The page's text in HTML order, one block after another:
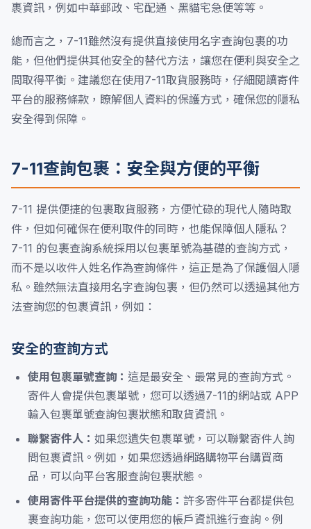
裹資訊，例如中華郵政、宅配通、黑貓宅急便等等。
總而言之，7-11雖然沒有提供直接使用名字查詢包裹的功
能，但他們提供其他安全的替代方法，讓您在便利與安全之
間取得平衡。建議您在使用7-11取貨服務時，仔細閱讀寄件
平台的服務條款，瞭解個人資料的保護方式，確保您的隱私
安全得到保障。
7-11查詢包裹：安全與方便的平衡
7-11 提供便捷的包裹取貨服務，方便忙碌的現代人隨時取
件，但如何確保在便利取件的同時，也能保障個人隱私？
7-11 的包裹查詢系統採用以包裹單號為基礎的查詢方式，
而不是以收件人姓名作為查詢條件，這正是為了保護個人隱
私。雖然無法直接用名字查詢包裹，但仍然可以透過其他方
法查詢您的包裹資訊，例如：
安全的查詢方式
使用包裹單號查詢： 這是最安全、最常見的查詢方式。
寄件人會提供包裹單號，您可以透過7-11的網站或 APP
輸入包裹單號查詢包裹狀態和取貨資訊。
聯繫寄件人： 如果您遺失包裹單號，可以聯繫寄件人詢
問包裹資訊。例如，如果您透過網路購物平台購買商
品，可以向平台客服查詢包裹狀態。
使用寄件平台提供的查詢功能： 許多寄件平台都提供包
裹查詢功能，您可以使用您的帳戶資訊進行查詢。例